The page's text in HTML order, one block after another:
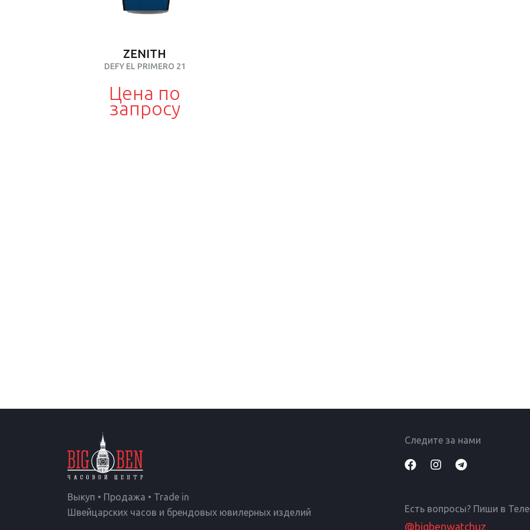
ZENITH
DEFY EL PRIMERO 21
Цена по
запросу
Выкуп • Продажа • Trade in
Швейцарских часов и брендовых ювилерных изделий
Следите за нами
Есть вопросы? Пиши в
@bigbenwatchuz